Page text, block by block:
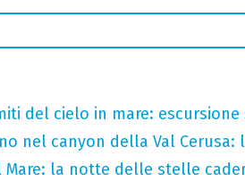
del cielo in mare:
nel canyon della Val
Mare: la notte delle stelle